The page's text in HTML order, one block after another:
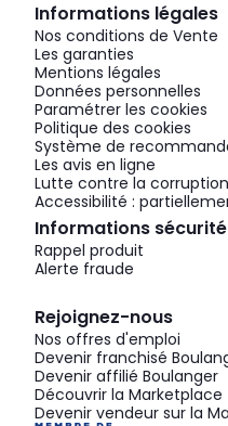
Informations légales
Nos conditions de Vente
Les garanties
Mentions légales
Données personnelles
Paramétrer les cookies
Politique des cookies
Système de
Les avis en ligne
Lutte contre la corruption
Accessibilité :
Informations sécurité
Rappel produit
Alerte fraude
Rejoignez-nous
Nos offres d'emploi
Devenir franchisé
Devenir affilié Boulanger
Découvrir la Marketplace
Devenir vendeur sur la